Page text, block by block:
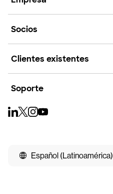
Socios
Clientes existentes
Soporte
Español (Latinoamérica)